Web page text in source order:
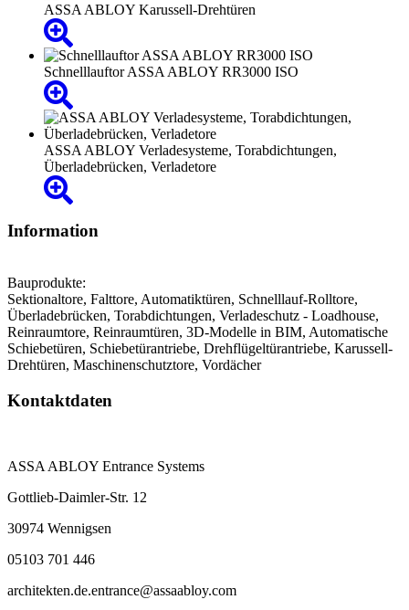
ASSA ABLOY Karussell-Drehtüren
Schnelllauftor ASSA ABLOY RR3000 ISO
ASSA ABLOY Verladesysteme, Torabdichtungen,
Überladebrücken, Verladetore
Information
Bauprodukte:
Sektionaltore, Falttore, Automatiktüren, Schnelllauf-Rolltore,
Überladebrücken, Torabdichtungen, Verladeschutz - Loadhouse,
Reinraumtore, Reinraumtüren, 3D-Modelle in BIM, Automatische
Schiebetüren, Schiebetürantriebe, Drehflügeltürantriebe, Karussell-
Drehtüren, Maschinenschutztore, Vordächer
Kontaktdaten
ASSA ABLOY Entrance Systems
Gottlieb-Daimler-Str. 12
30974 Wennigsen
05103 701 446
architekten.de.entrance@assaabloy.com